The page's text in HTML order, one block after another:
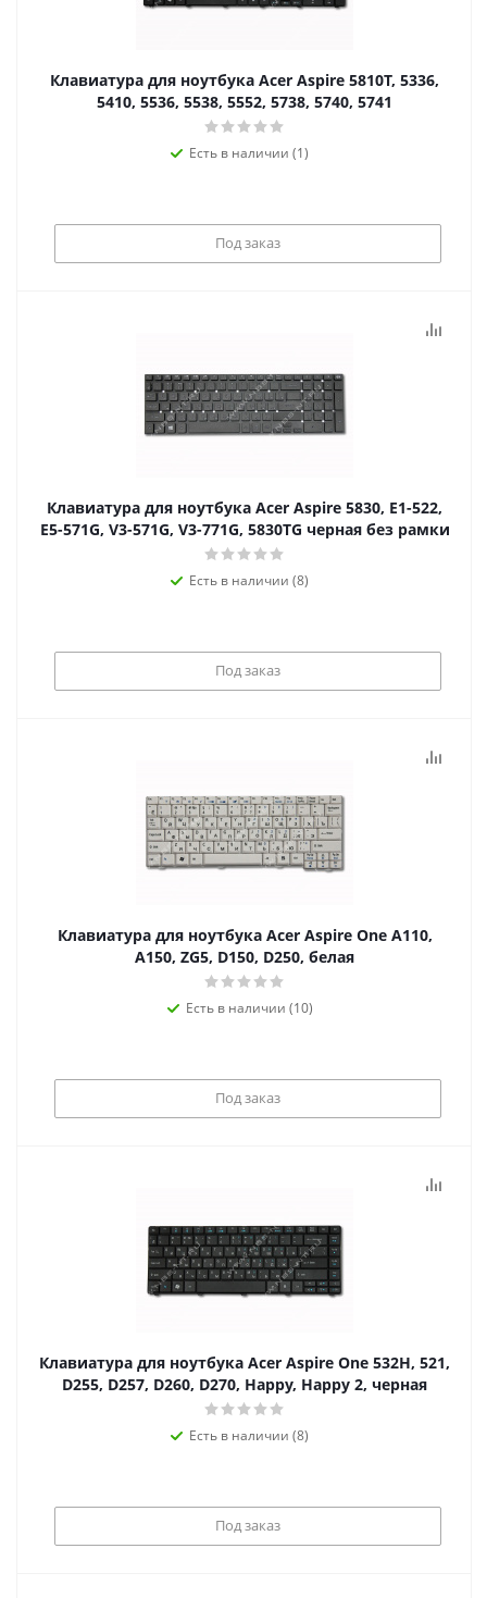
Клавиатура для ноутбука Acer Aspire 5810T, 5336,
5410, 5536, 5538, 5552, 5738, 5740, 5741
Есть в наличии (1)
Под заказ
Клавиатура для ноутбука Acer Aspire 5830, E1-522,
E5-571G, V3-571G, V3-771G, 5830TG черная без рамки
Есть в наличии (8)
Под заказ
Клавиатура для ноутбука Acer Aspire One A110,
A150, ZG5, D150, D250, белая
Есть в наличии (10)
Под заказ
Клавиатура для ноутбука Acer Aspire One 532H, 521,
D255, D257, D260, D270, Happy, Happy 2, черная
Есть в наличии (8)
Под заказ